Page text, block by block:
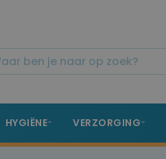
HYGIËNE VERZORGING